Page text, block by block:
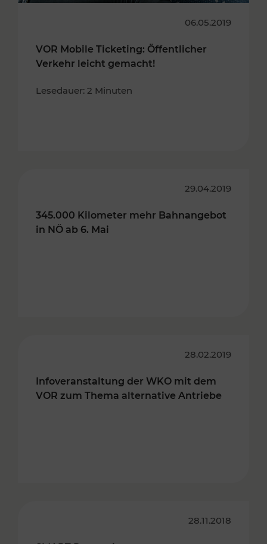
06.05.2019
VOR Mobile Ticketing: Öffentlicher
Verkehr leicht gemacht!
Lesedauer: 2 Minuten
29.04.2019
345.000 Kilometer mehr Bahnangebot
in NÖ ab 6. Mai
28.02.2019
Infoveranstaltung der WKO mit dem
VOR zum Thema alternative Antriebe
28.11.2018